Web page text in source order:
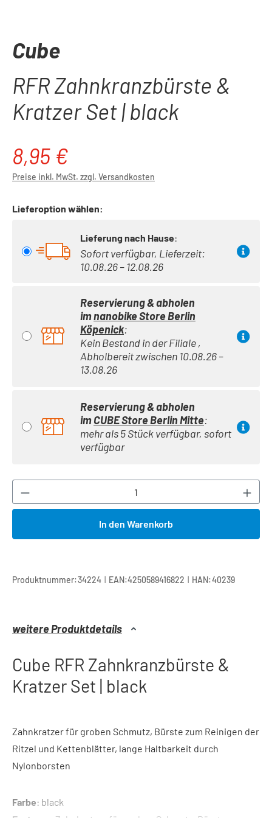
Cube
RFR Zahnkranzbürste &
Kratzer Set | black
Regulärer Preis:
8,95 €
Preise inkl. MwSt. zzgl. Versandkosten
Lieferoption wählen:
Lieferung nach Hause:
Sofort verfügbar, Lieferzeit:
10.08.26 – 12.08.26
Reservierung & abholen
imnanobike Store Berlin
Köpenick:
Kein Bestand in der Filiale ,
Abholbereit zwischen 10.08.26 –
13.08.26
Reservierung & abholen
imCUBE Store Berlin Mitte:
mehr als 5 Stück verfügbar, sofort
verfügbar
Produkt Anzahl: Gib den gewünschten
In den Warenkorb
Produktnummer:34224 | EAN:4250589416822 | HAN:40239
weitere Produktdetails
Cube RFR Zahnkranzbürste &
Kratzer Set | black
Zahnkratzer für groben Schmutz, Bürste zum Reinigen der
Ritzel und Kettenblätter, lange Haltbarkeit durch
Nylonborsten
Farbe: black